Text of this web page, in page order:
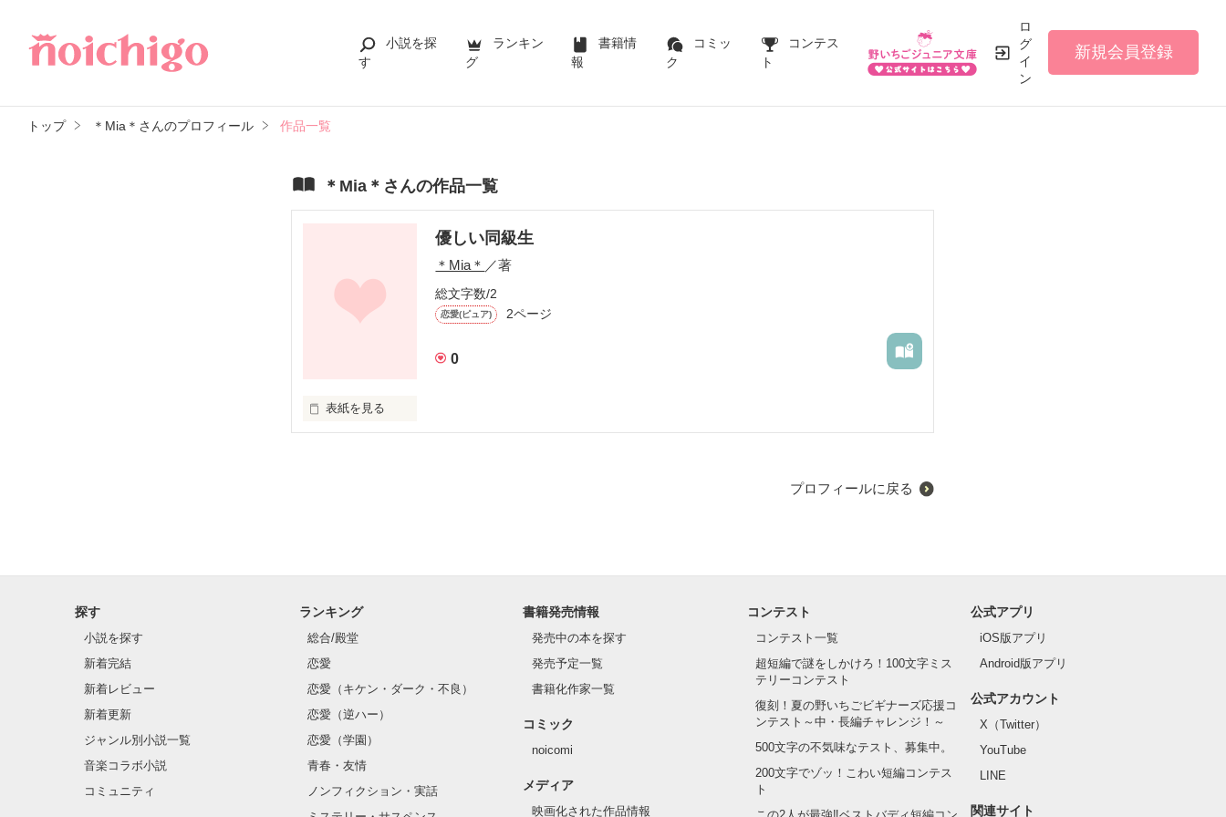
小説を探
す
ランキン
グ
書籍情
報
コミッ
ク
コンテス
ト
ロ
グ
イ
ン
新規会員登録
トップ ＊Mia＊さんのプロフィール 作品一覧
＊Mia＊さんの作品一覧
優しい同級生
＊Mia＊ ／著
総文字数/2
恋愛(ピュア) 2ページ
0
表紙を見る
プロフィールに戻る
探す
小説を探す
新着完結
新着レビュー
新着更新
ジャンル別小説一覧
音楽コラボ小説
コミュニティ
ランキング
総合/殿堂
恋愛
恋愛（キケン・ダーク・不良）
恋愛（逆ハー）
恋愛（学園）
青春・友情
ノンフィクション・実話
書籍発売情報
発売中の本を探す
発売予定一覧
書籍化作家一覧
コミック
noicomi
メディア
映画化された作品情報
コンテスト
コンテスト一覧
超短編で謎をしかけろ！100文字ミス
テリーコンテスト
復刻！夏の野いちごビギナーズ応援コ
ンテスト～中・長編チャレンジ！～
500文字の不気味なテスト、募集中。
200文字でゾッ！こわい短編コンテス
ト
公式アプリ
iOS版アプリ
Android版アプリ
公式アカウント
X（Twitter）
YouTube
LINE
関連サイト